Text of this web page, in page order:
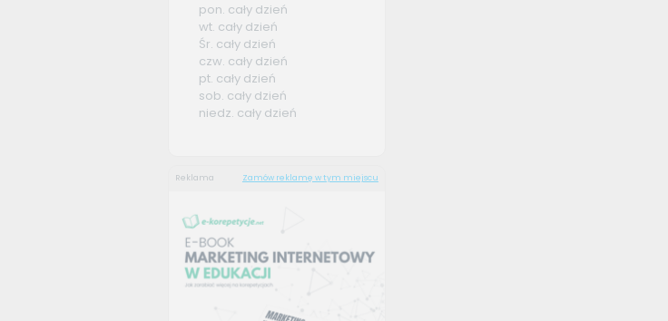
pon. cały dzień
wt. cały dzień
Śr. cały dzień
czw. cały dzień
pt. cały dzień
sob. cały dzień
niedz. cały dzień
Reklama Zamów reklamę w tym miejscu